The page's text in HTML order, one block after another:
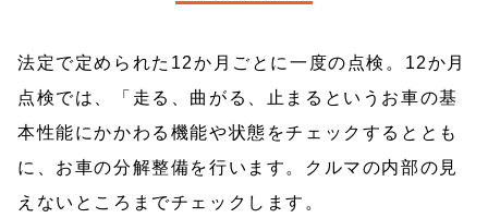
法定で定められた12か月ごとに一度の点検。12か月
点検では、「走る、曲がる、止まるというお車の基
本性能にかかわる機能や状態をチェックするととも
に、お車の分解整備を行います。クルマの内部の見
えないところまでチェックします。